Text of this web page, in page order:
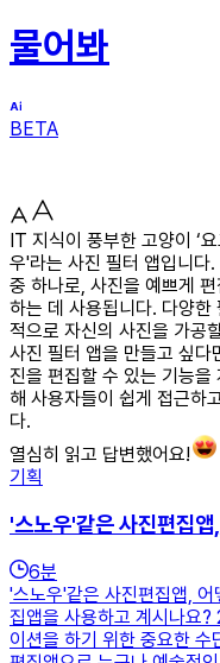
물어봐
BETA
IT 지식이 풍부한 고양이 ‘
우'라는 사진 필터 앱입니다
중 하나로, 사진을 예쁘게
하는 데 사용됩니다. 다양한
적으로 자신의 사진을 가공
사진 필터 앱을 만들고 싶
진을 편집할 수 있는 기능
해 사용자들이 쉽게 접근하
다.
열심히 읽고 답변했어요!
기획
'스노우'같은 사진편집
6분
'스노우'같은 사진편집앱,
집앱을 사용하고 계시나요?
이션을 하기 위한 중요한 수